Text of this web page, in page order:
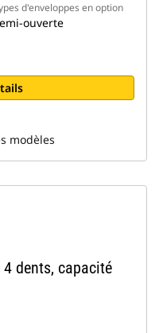
d'enveloppes en option
ouverte
modèles
dents, capacité